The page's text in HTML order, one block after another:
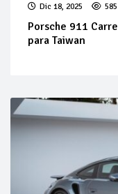
Dic 18, 2025 585
Porsche 911
para Taiwan